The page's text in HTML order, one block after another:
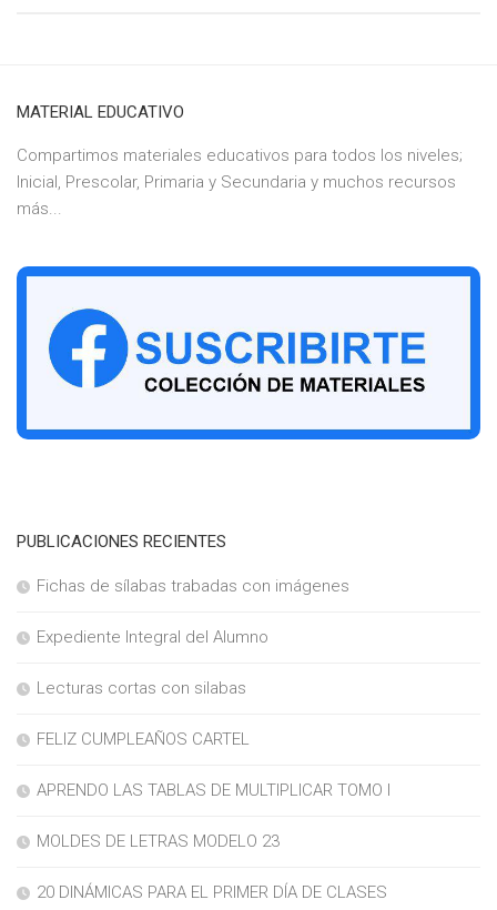
MATERIAL EDUCATIVO
Compartimos materiales educativos para todos los niveles;
Inicial, Prescolar, Primaria y Secundaria y muchos recursos
más...
PUBLICACIONES RECIENTES
Fichas de sílabas trabadas con imágenes
Expediente Integral del Alumno
Lecturas cortas con silabas
FELIZ CUMPLEAÑOS CARTEL
APRENDO LAS TABLAS DE MULTIPLICAR TOMO I
MOLDES DE LETRAS MODELO 23
20 DINÁMICAS PARA EL PRIMER DÍA DE CLASES